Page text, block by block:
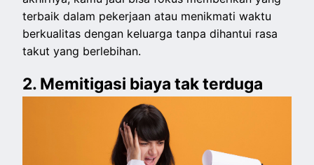
terbaik dalam pekerjaan atau menikmati waktu
berkualitas dengan keluarga tanpa dihantui rasa
takut yang berlebihan.
2. Memitigasi biaya tak terduga